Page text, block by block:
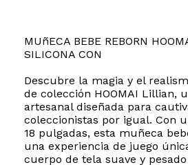
MUñECA BEBE REBORN
SILICONA CON
Descubre la magia y el
de colección HOOMAI Lillian,
artesanal diseñada para
coleccionistas por igual. Con
18 pulgadas, esta muñeca
una experiencia de juego
cuerpo de tela suave y